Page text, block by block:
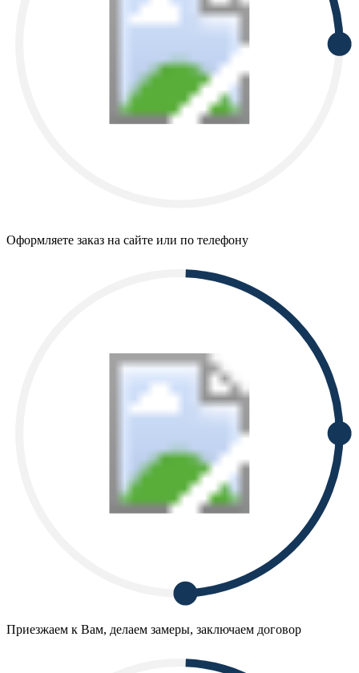
Оформляете заказ на сайте или по телефону
Приезжаем к Вам, делаем замеры, заключаем договор